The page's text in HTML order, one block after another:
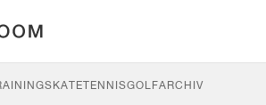
SKATETENNISGOLFARCHIV